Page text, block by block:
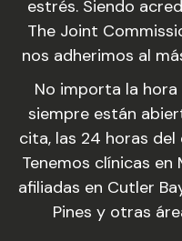
estrés. Siendo
The Joint
nos adherimos al
No importa la
siempre están
cita, las 24 horas del
Tenemos clínicas
afiliadas en Cutler
Pines y otras